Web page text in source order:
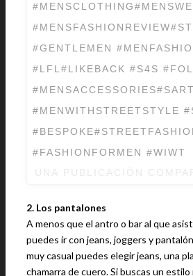
#GENTLEMEN
#LFL#LIKEBACK #S4S
#MENWITHSTREETSTYLE
#FASHIONFORMEN #WIWT
2. Los pantalones
A menos que el antro o bar al que
puedes ir con jeans, joggers y
muy casual puedes elegir jeans, una
chamarra de cuero. Si buscas un